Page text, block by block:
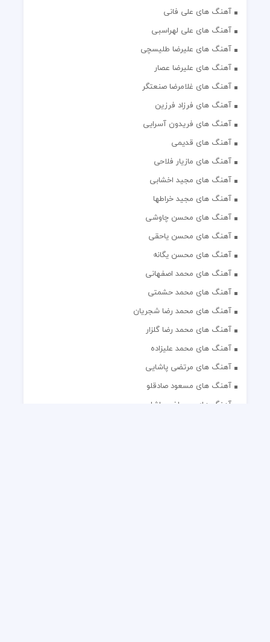
آهنگ های علی فانی
آهنگ های علی لهراسبی
آهنگ های علیرضا طلیسچی
آهنگ های علیرضا عصار
آهنگ های غلامرضا صنعتگر
آهنگ های فرزاد فرزین
آهنگ های فریدون آسرایی
آهنگ های قدیمی
آهنگ های مازیار فلاحی
آهنگ های مجید اخشابی
آهنگ های مجید خراطها
آهنگ های محسن چاوشی
آهنگ های محسن یاحقی
آهنگ های محسن یگانه
آهنگ های محمد اصفهانی
آهنگ های محمد حشمتی
آهنگ های محمد رضا شجریان
آهنگ های محمد رضا گلزار
آهنگ های محمد علیزاده
آهنگ های مرتضی پاشایی
آهنگ های مسعود صادقلو
آهنگ های مصطفی پاشایی